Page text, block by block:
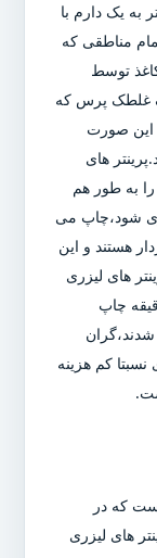
به یک دارم با
مناطقی که
توسط
غلطک پرس که
این صورت
های
به طور هم
شود،چاپ می
هستند و این
های لیزری
صفحه رادر دقیقه چاپ
کم هزینه
که در
های لیزری